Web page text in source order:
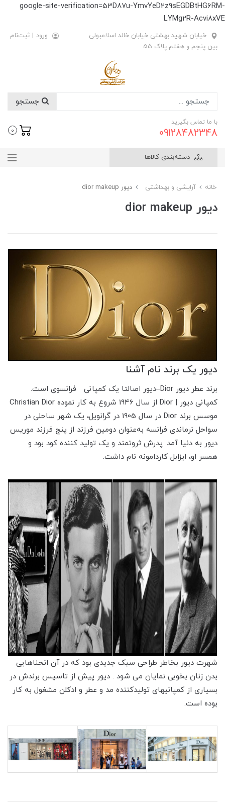
google-site-verification=53D87u-YmvYeD2z9sEGDBtHG6RM-
LYMg2R-Acvi8xVE
خیابان شهید بهشتی خیابان خالد اسلامبولی
بین پنجم و هفتم پلاک 55
ورود | ثبت‌نام
با ما تماس بگیرید
09128482348
0
دسته‌بندی کالاها
خانه آرایشی و بهداشتی دیور dior makeup
دیور dior makeup
دیور یک برند نام آشنا
برند عطر دیور Dior–دیور اصالتا یک کمپانی فرانسوی است.
کمپانی دیور | Dior از سال 1946 شروع به کار نموده Christian Dior
موسس برند Dior در سال 1905 در گرانویل، یک شهر ساحلی در
سواحل نرماندی فرانسه به‌عنوان دومین فرزند از پنج فرزند موریس
دیور به دنیا آمد. پدرش ثروتمند و یک تولید کننده کود بود و
همسر او، ایزابل کاردامونه نام داشت.
شهرت دیور بخاطر طراحی سبک جدیدی بود که در آن انحناهایی
بدن زنان بخوبی نمایان می شود . دیور پیش از تاسیس برندش در
بسیاری از کمپانیهای تولیدکننده مد و عطر و ادکلن مشغول به کار
بوده است.